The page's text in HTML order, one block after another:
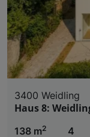
3400 Weidling
Haus 8:
138 m2
4